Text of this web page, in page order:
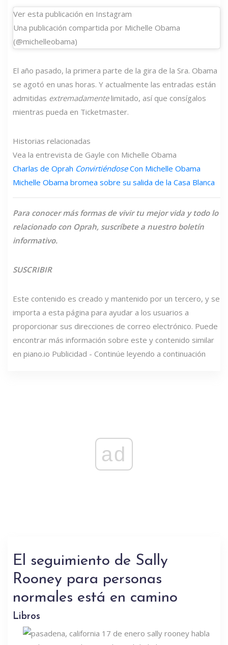
Ver esta publicación en Instagram
Una publicación compartida por Michelle Obama
(@michelleobama)
El año pasado, la primera parte de la gira de la Sra. Obama
se agotó en unas horas. Y actualmente las entradas están
admitidas extremadamentelimitado, así que consígalos
mientras pueda en Ticketmaster.
Historias relacionadas
Vea la entrevista de Gayle con Michelle Obama
Charlas de Oprah ConvirtiéndoseCon Michelle Obama
Michelle Obama bromea sobre su salida de la Casa Blanca
Para conocer más formas de vivir tu mejor vida y todo lo
relacionado con Oprah, suscríbete a nuestro boletín
informativo.
SUSCRIBIR
Este contenido es creado y mantenido por un tercero, y se
importa a esta página para ayudar a los usuarios a
proporcionar sus direcciones de correo electrónico. Puede
encontrar más información sobre este y contenido similar
en piano.io Publicidad - Continúe leyendo a continuación
ad
El seguimiento de Sally
Rooney para personas
normales está en camino
Libros